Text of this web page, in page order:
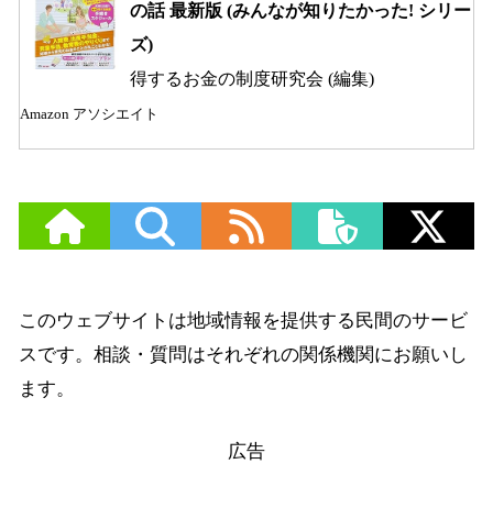
の話 最新版 (みんなが知りたかった! シリー
ズ)
得するお金の制度研究会 (編集)
Amazon アソシエイト